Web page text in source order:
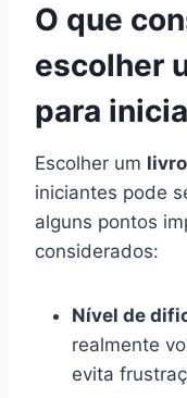
O que
escolher
para
Escolher um
iniciantes pode
alguns pontos
considerados:
Nível de
realmente
evita